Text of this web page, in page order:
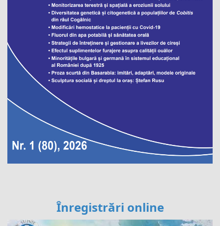
Înregistrări online